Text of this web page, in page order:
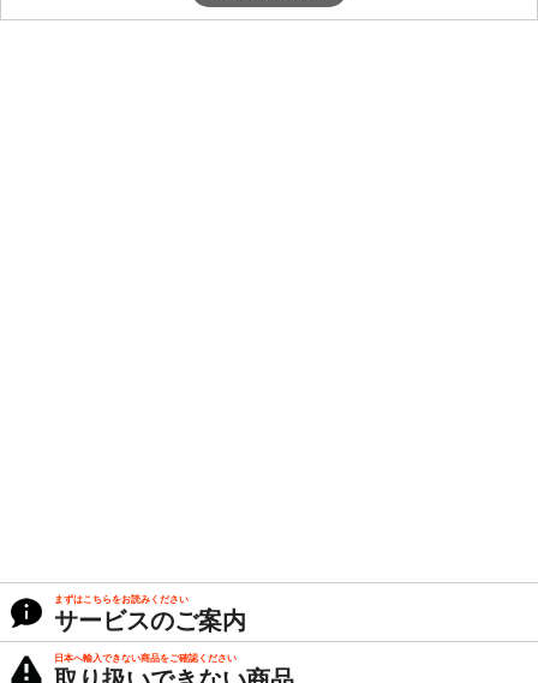
まずはこちらをお読みください
サービスのご案内
日本へ輸入できない商品をご確認ください